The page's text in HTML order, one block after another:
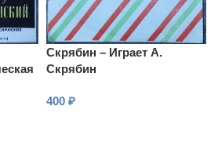
Скрябин – Играет А.
Скрябин
400 ₽